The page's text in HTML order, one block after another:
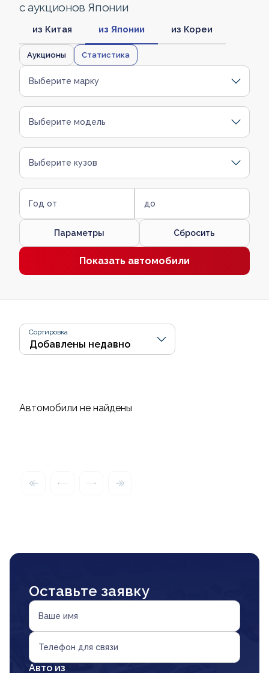
с аукционов Японии
из Китая из Японии из Кореи
Аукционы Статистика
Выберите марку
Выберите модель
Выберите кузов
Год от до
Параметры Сбросить
Показать автомобили
Сортировка
Автомобили не найдены
Оставьте заявку
Ваше имя
Телефон для связи
Авто из